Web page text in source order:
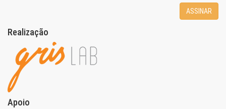
ASSINAR
Realização
Apoio